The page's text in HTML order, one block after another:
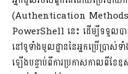
(Authentication
PowerShell នេះ ដើម្បីទទួលប
នៅទូទាំងមូលដ្ឋាននៃអ្នកប្រើប្រា
ឡើងបន្ទាប់ពីការប្រកាសកាលពីខែឧ